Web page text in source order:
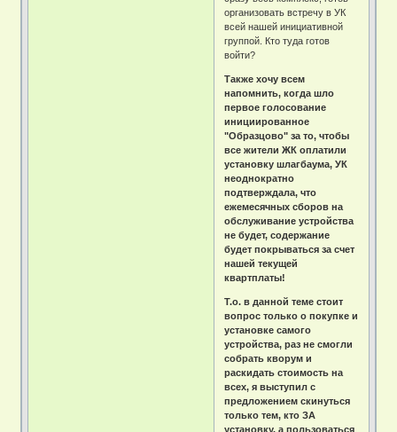
организовать встречу в УК
всей нашей инициативной
группой. Кто туда готов
войти?
Также хочу всем
напомнить, когда шло
первое голосование
инициированное
"Образцово" за то, чтобы
все жители ЖК оплатили
установку шлагбаума, УК
неоднократно
подтверждала, что
ежемесячных сборов на
обслуживание устройства
не будет, содержание
будет покрываться за счет
нашей текущей
квартплаты!
Т.о. в данной теме стоит
вопрос только о покупке и
установке самого
устройства, раз не смогли
собрать кворум и
раскидать стоимость на
всех, я выступил с
предложением скинуться
только тем, кто ЗА
установку, а пользоваться